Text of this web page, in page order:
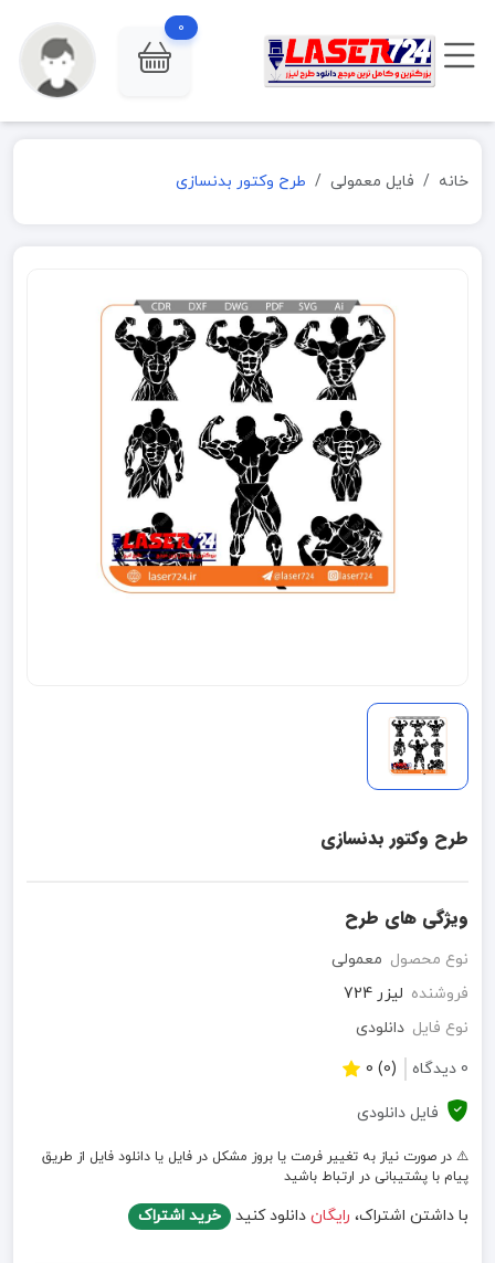
0
خانه فایل معمولی طرح وکتور بدنسازی
طرح وکتور بدنسازی
ویژگی های طرح
نوع محصول معمولی
فروشنده لیزر 724
نوع فایل دانلودی
0 دیدگاه
(0) 0
فایل دانلودی
⚠️ در صورت نیاز به تغییر فرمت یا بروز مشکل در فایل یا دانلود فایل از طریق
پیام با پشتیبانی در ارتباط باشید
با داشتن اشتراک، رایگان دانلود کنید خرید اشتراک